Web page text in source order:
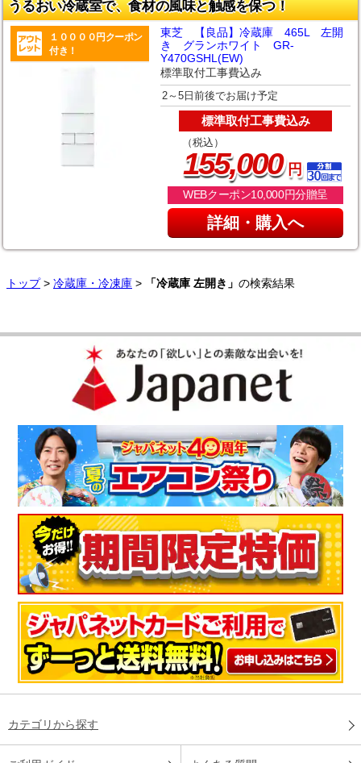
うるおい冷蔵室で、食材の風味と触感を保つ！
１００００円クーポン
付き！
東芝 【良品】冷蔵庫 465L 左開
き グランホワイト GR-
Y470GSHL(EW)
標準取付工事費込み
2～5日前後でお届け予定
標準取付工事費込み
（税込）
155,000円
WEBクーポン10,000円分贈呈
詳細・購入へ
トップ> 冷蔵庫・冷凍庫 > 「冷蔵庫 左開き」 の検索結果
カテゴリから探す